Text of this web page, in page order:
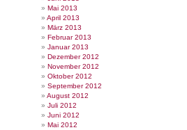
Mai 2013
April 2013
März 2013
Februar 2013
Januar 2013
Dezember 2012
November 2012
Oktober 2012
September 2012
August 2012
Juli 2012
Juni 2012
Mai 2012